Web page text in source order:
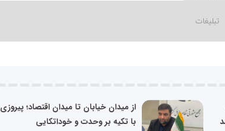
از میدان خیابان تا میدان اقتصاد؛ پیروزی
با تکیه بر وحدت و خوداتکایی